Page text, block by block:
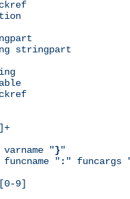
stringpart
"}"
" : " funcargs
9]